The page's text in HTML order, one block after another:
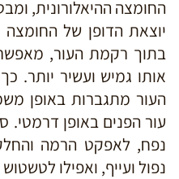
החומצה ההיאלורונית,
יוצאת הדופן של החומצה
בתוך רקמת העור,
אותו גמיש ועשיר יותר.
העור מתגברות באופן
עור הפנים באופן דרמטי.
נפח, לאפקט הרמה
נפול ועייף, ואפילו